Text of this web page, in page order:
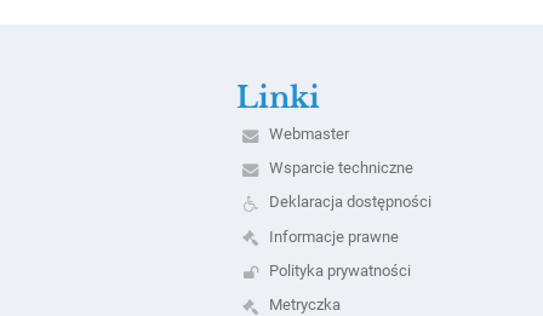
Linki
Webmaster
Wsparcie techniczne
Deklaracja dostępności
Informacje prawne
Polityka prywatności
Metryczka